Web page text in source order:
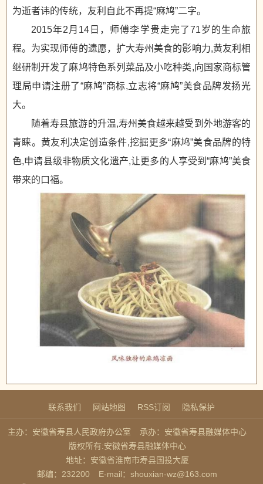
为逝者讳的传统，友利自此不再提“麻鸠”二字。
2015年2月14日，师傅李学贵走完了71岁的生命旅
程。为实现师傅的遗愿，扩大寿州美食的影响力,黄友利相
继研制开发了麻鸠特色系列菜品及小吃种类,向国家商标管
理局申请注册了“麻鸠”商标,立志将“麻鸠”美食品牌发扬光
大。
随着寿县旅游的升温,寿州美食越来越受到外地游客的
青睐。黄友利决定创造条件,挖掘更多“麻鸠”美食品牌的特
色,申请县级非物质文化遗产,让更多的人享受到“麻鸠”美食
带来的口福。
联系我们 网站地图 RSS订阅 隐私保护
主办：安徽省寿县人民政府办公室
承办：安徽省寿县融媒体中心
版权所有:安徽省寿县融媒体中心
地址：安徽省淮南市寿县国投大厦
邮编：232200
E-mail：shouxian-wz@163.com